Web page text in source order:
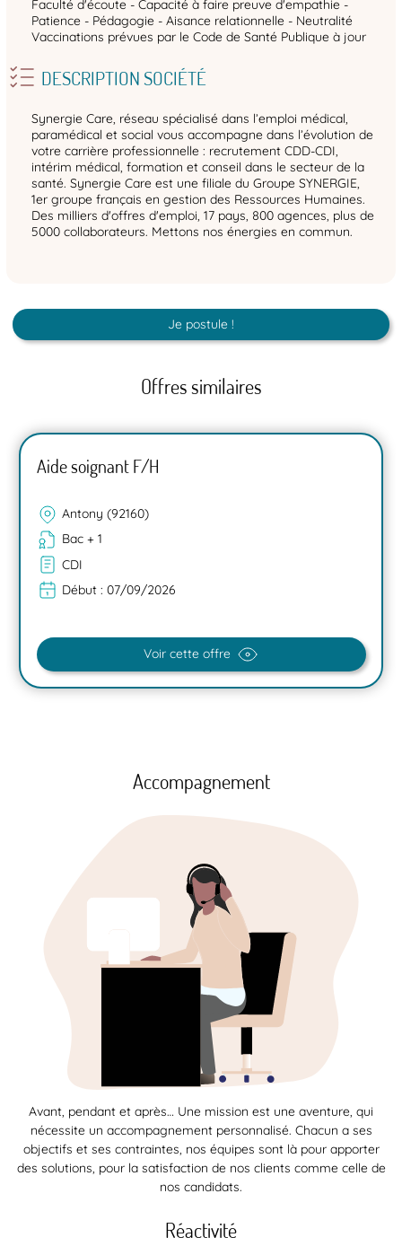
Faculté d'écoute - Capacité à faire preuve d'empathie -
Patience - Pédagogie - Aisance relationnelle - Neutralité
Vaccinations prévues par le Code de Santé Publique à jour
DESCRIPTION SOCIÉTÉ
Synergie Care, réseau spécialisé dans l’emploi médical,
paramédical et social vous accompagne dans l’évolution de
votre carrière professionnelle : recrutement CDD-CDI,
intérim médical, formation et conseil dans le secteur de la
santé. Synergie Care est une filiale du Groupe SYNERGIE,
1er groupe français en gestion des Ressources Humaines.
Des milliers d'offres d'emploi, 17 pays, 800 agences, plus de
5000 collaborateurs. Mettons nos énergies en commun.
Je postule !
Offres similaires
Aide soignant F/H
Antony (92160)
Bac + 1
CDI
Début : 07/09/2026
Voir cette offre
Accompagnement
Avant, pendant et après… Une mission est une aventure, qui
nécessite un accompagnement personnalisé. Chacun a ses
objectifs et ses contraintes, nos équipes sont là pour apporter
des solutions, pour la satisfaction de nos clients comme celle de
nos candidats.
Réactivité